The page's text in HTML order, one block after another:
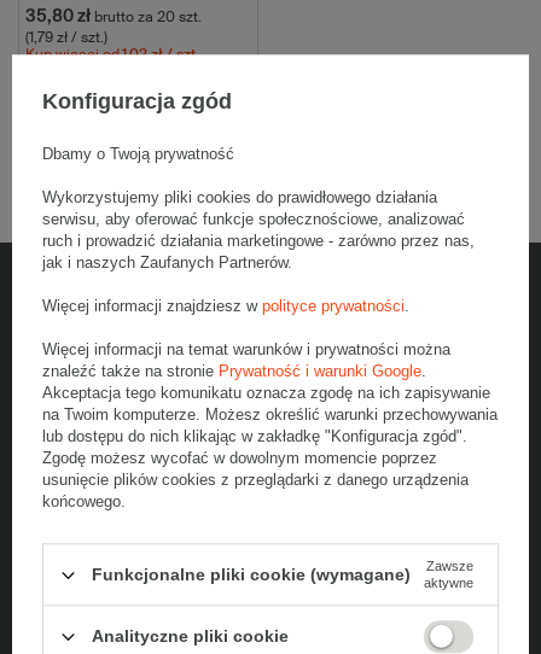
35,80 zł brutto za 20 szt.
(1,79 zł / szt.)
Kup więcej od1,02 zł / szt.
Wybierz ilość
5% rabatu na zakupy
Dołącz do newslettera, odbierz jednorazowy kod na zakupy i bądź na
bieżąco z nowościami
Podaj swój adres e-mail
Chcę odebrać 5% zniżkę na zakup opakowań z tektury falistej i
otrzymywać Newsletter z informacjami o promocjach i ofertach z
Konfiguracja zgód
Dbamy o Twoją prywatność
Wykorzystujemy pliki cookies do prawidłowego działania
serwisu, aby oferować funkcje społecznościowe, analizować
ruch i prowadzić działania marketingowe - zarówno przez nas,
jak i naszych Zaufanych Partnerów.
Więcej informacji znajdziesz w polityce prywatności.
Więcej informacji na temat warunków i prywatności można
znaleźć także na stronie Prywatność i warunki Google.
Akceptacja tego komunikatu oznacza zgodę na ich zapisywanie
na Twoim komputerze. Możesz określić warunki przechowywania
lub dostępu do nich klikając w zakładkę "Konfiguracja zgód".
Zgodę możesz wycofać w dowolnym momencie poprzez
usunięcie plików cookies z przeglądarki z danego urządzenia
końcowego.
Funkcjonalne pliki cookie (wymagane)
Zawsze
aktywne
Analityczne pliki cookie